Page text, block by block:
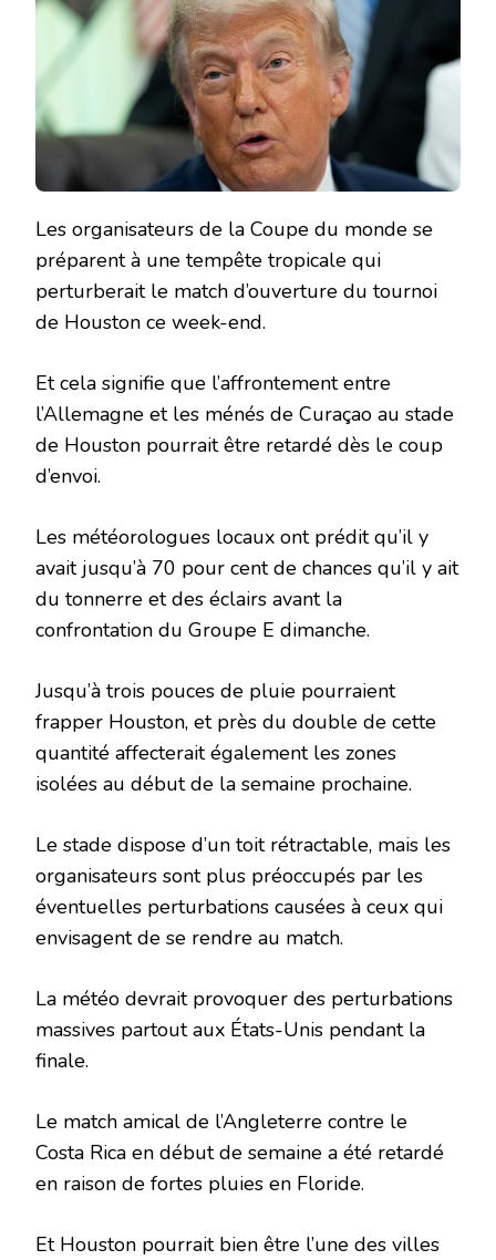
Les organisateurs de la Coupe du monde se
préparent à une tempête tropicale qui
perturberait le match d’ouverture du tournoi
de Houston ce week-end.
Et cela signifie que l’affrontement entre
l’Allemagne et les ménés de Curaçao au stade
de Houston pourrait être retardé dès le coup
d’envoi.
Les météorologues locaux ont prédit qu’il y
avait jusqu’à 70 pour cent de chances qu’il y ait
du tonnerre et des éclairs avant la
confrontation du Groupe E dimanche.
Jusqu’à trois pouces de pluie pourraient
frapper Houston, et près du double de cette
quantité affecterait également les zones
isolées au début de la semaine prochaine.
Le stade dispose d’un toit rétractable, mais les
organisateurs sont plus préoccupés par les
éventuelles perturbations causées à ceux qui
envisagent de se rendre au match.
La météo devrait provoquer des perturbations
massives partout aux États-Unis pendant la
finale.
Le match amical de l’Angleterre contre le
Costa Rica en début de semaine a été retardé
en raison de fortes pluies en Floride.
Et Houston pourrait bien être l’une des villes